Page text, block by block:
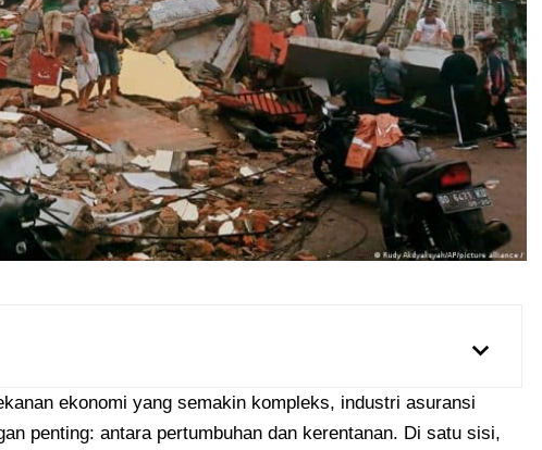
ekonomi yang semakin kompleks, industri asuransi
penting: antara pertumbuhan dan kerentanan. Di satu sisi,